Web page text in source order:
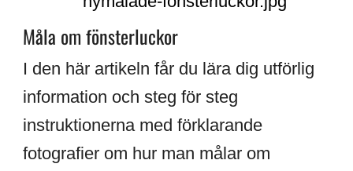
Måla om fönsterluckor
I den här artikeln får du lära dig utförlig
information och steg för steg
instruktionerna med förklarande
fotografier om hur man målar om